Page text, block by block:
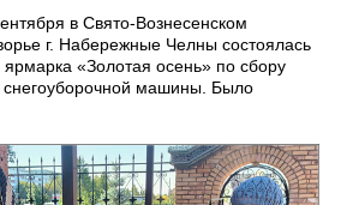
в Свято-Вознесенском
г. Набережные Челны состоялась
ярмарка «Золотая осень» по сбору
снегоуборочной машины. Было